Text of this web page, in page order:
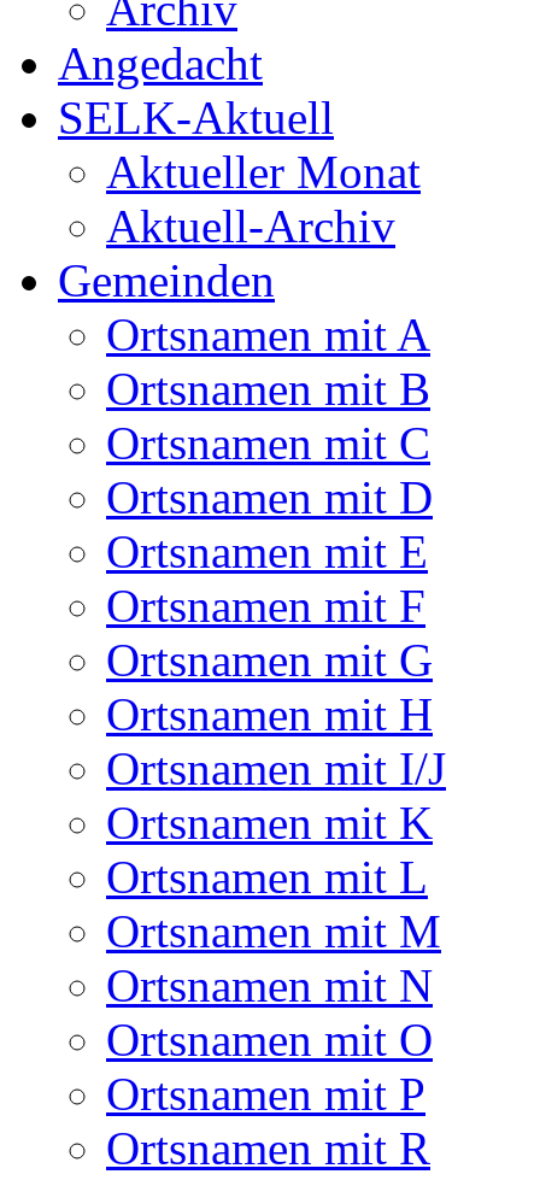
Angedacht
SELK-Aktuell
Aktueller Monat
Aktuell-Archiv
Gemeinden
Ortsnamen mit A
Ortsnamen mit B
Ortsnamen mit C
Ortsnamen mit D
Ortsnamen mit E
Ortsnamen mit F
Ortsnamen mit G
Ortsnamen mit H
Ortsnamen mit I/J
Ortsnamen mit K
Ortsnamen mit L
Ortsnamen mit M
Ortsnamen mit N
Ortsnamen mit O
Ortsnamen mit P
Ortsnamen mit R